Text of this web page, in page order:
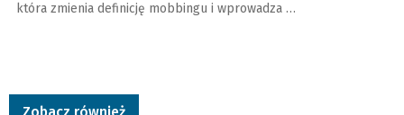
która zmienia definicję mobbingu i wprowadza …